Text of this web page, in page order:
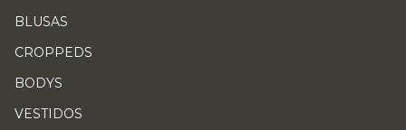
BLUSAS
CROPPEDS
BODYS
VESTIDOS